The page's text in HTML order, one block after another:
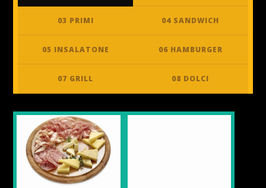
03 PRIMI 04 SANDWICH
05 INSALATONE 06 HAMBURGER
07 GRILL 08 DOLCI